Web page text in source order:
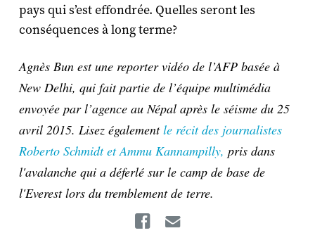
pays qui s’est effondrée. Quelles seront les
conséquences à long terme?
Agnès Bun est une reporter vidéo de l’AFP basée à
New Delhi, qui fait partie de l’équipe multimédia
envoyée par l’agence au Népal après le séisme du 25
avril 2015. Lisez égalementle récit des journalistes
Roberto Schmidt et Ammu Kannampilly, pris dans
l'avalanche qui a déferlé sur le camp de base de
l'Everest lors du tremblement de terre.
Facebook